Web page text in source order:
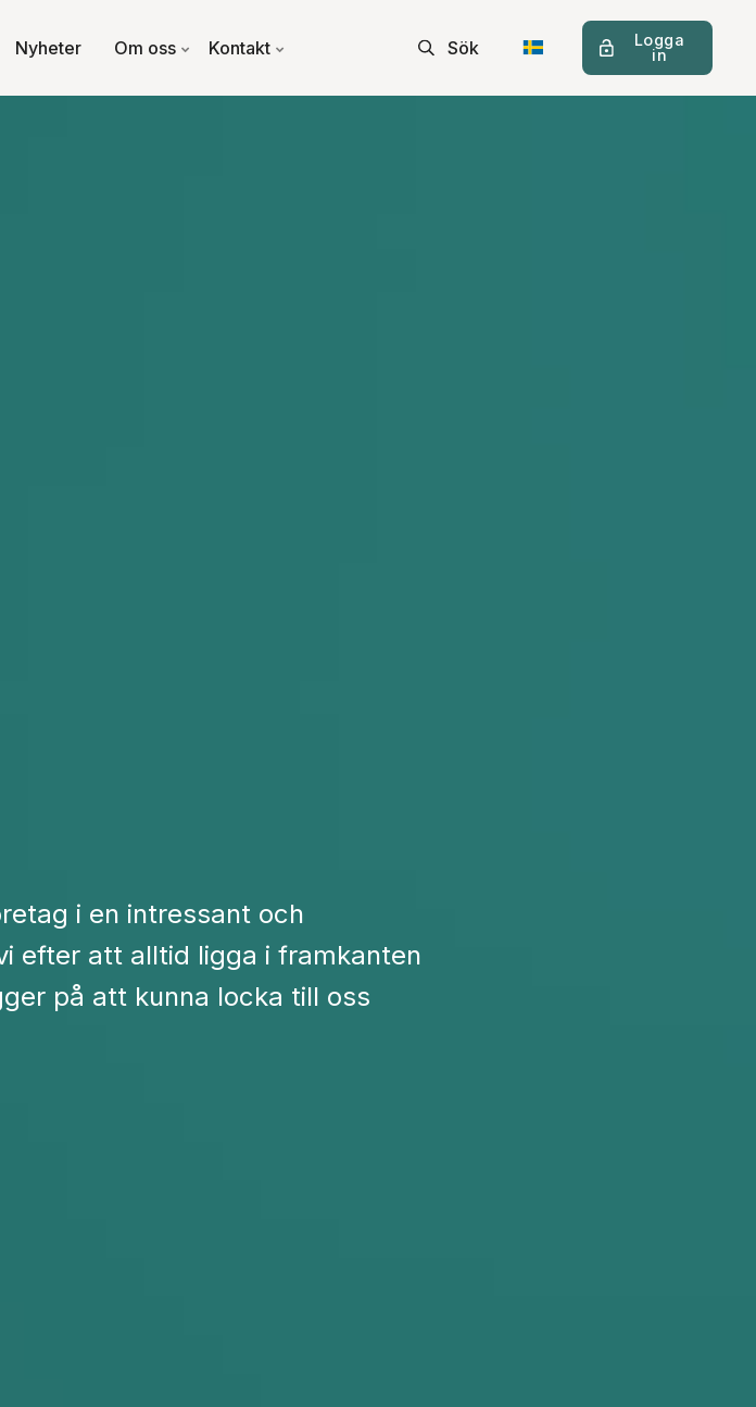
Nyheter Om oss Kontakt Sök
Logga
in
i en intressant och
efter att alltid ligga i framkanten
på att kunna locka till oss